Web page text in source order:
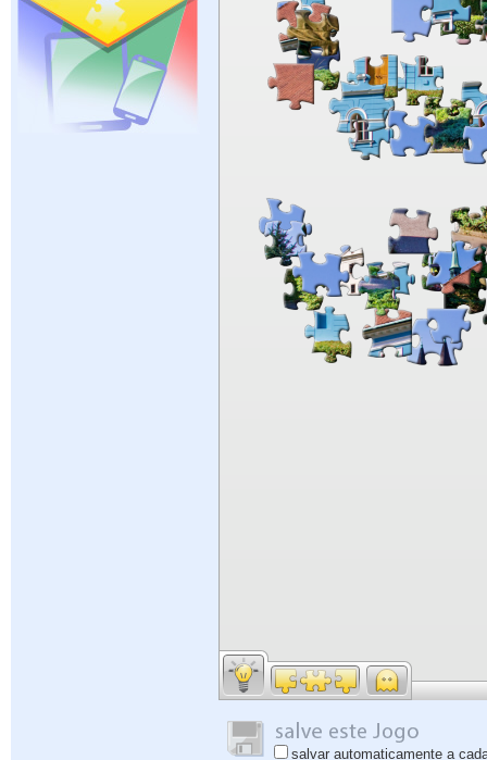
salvar automaticamente a